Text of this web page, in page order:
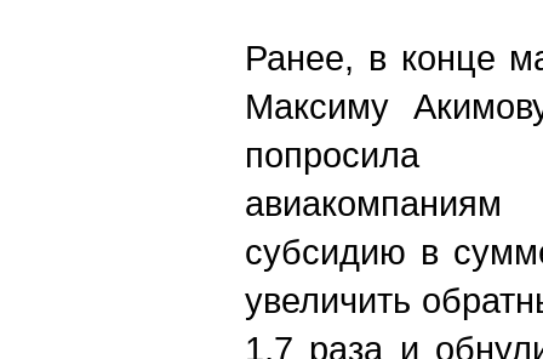
Ранее, в конце
Максиму
попросила
субсидию в
увеличить
1,7 раза и